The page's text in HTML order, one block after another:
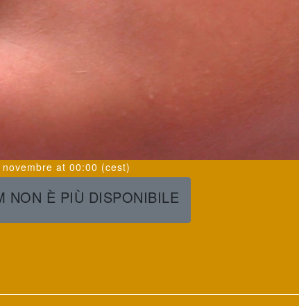
at 00:00 (cest)
NON È PIÙ DISPONIBILE